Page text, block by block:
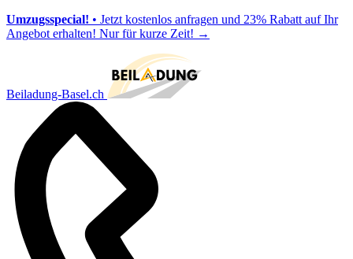
Umzugsspecial! • Jetzt kostenlos anfragen und 23% Rabatt auf Ihr
Angebot erhalten! Nur für kurze Zeit! →
Beiladung-Basel.ch